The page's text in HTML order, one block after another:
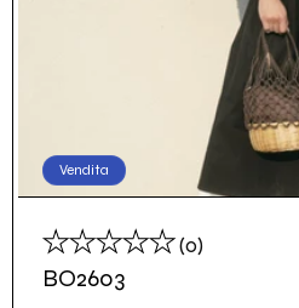
Vendita
(0)recensioni
BO2603